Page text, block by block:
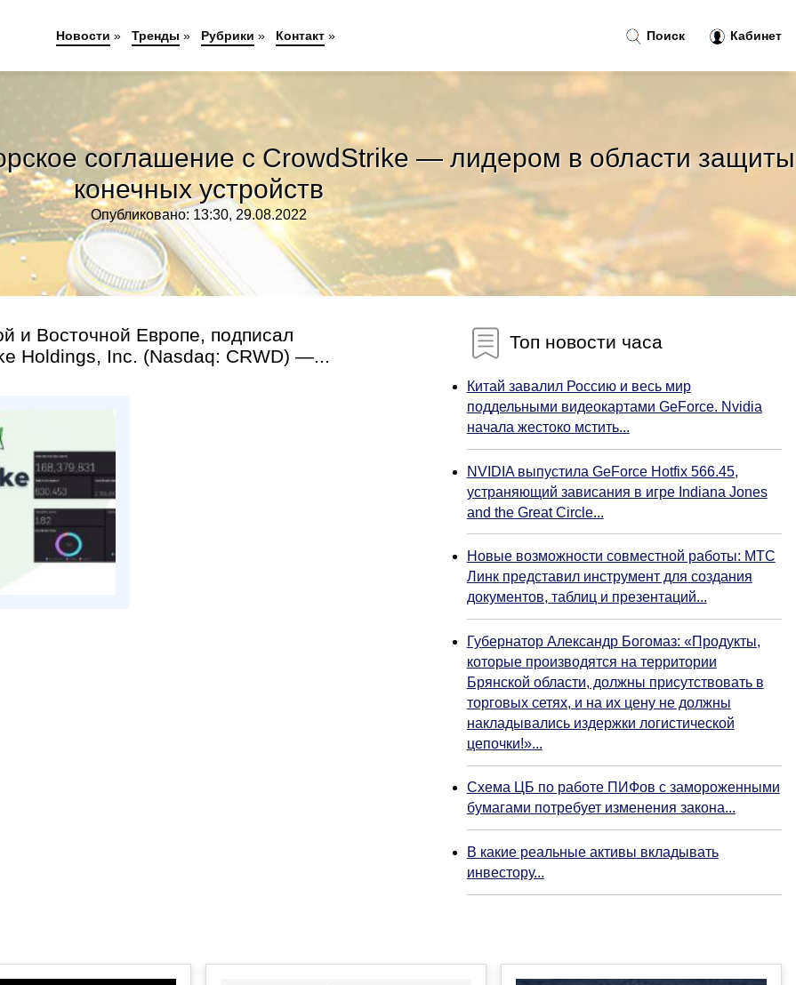
соглашение с CrowdStrike — лидером в области защиты
конечных устройств
Опубликовано: 13:30, 29.08.2022
и Восточной Европе, подписал
Holdings, Inc. (Nasdaq: CRWD) —...
Топ новости часа
Китай завалил Россию и весь мир
поддельными видеокартами GeForce. Nvidia
начала жестоко мстить...
NVIDIA выпустила GeForce Hotfix 566.45,
устраняющий зависания в игре Indiana Jones
and the Great Circle...
Новые возможности совместной работы: МТС
Линк представил инструмент для создания
документов, таблиц и презентаций...
Губернатор Александр Богомаз: «Продукты,
которые производятся на территории
Брянской области, должны присутствовать в
торговых сетях, и на их цену не должны
накладывались издержки логистической
цепочки!»...
Схема ЦБ по работе ПИФов с замороженными
бумагами потребует изменения закона...
В какие реальные активы вкладывать
инвестору...
Поиск Кабинет
Новости » Тренды » Рубрики » Контакт»